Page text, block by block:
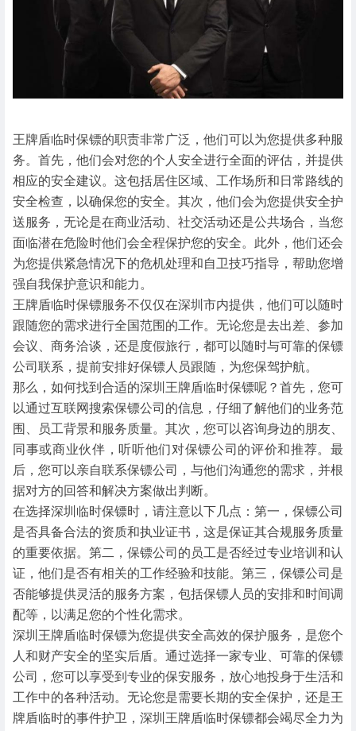
王牌盾临时保镖的职责非常广泛，他们可以为您提供多种服
务。首先，他们会对您的个人安全进行全面的评估，并提供
相应的安全建议。这包括居住区域、工作场所和日常路线的
安全检查，以确保您的安全。其次，他们会为您提供安全护
送服务，无论是在商业活动、社交活动还是公共场合，当您
面临潜在危险时他们会全程保护您的安全。此外，他们还会
为您提供紧急情况下的危机处理和自卫技巧指导，帮助您增
强自我保护意识和能力。
王牌盾临时保镖服务不仅仅在深圳市内提供，他们可以随时
跟随您的需求进行全国范围的工作。无论您是去出差、参加
会议、商务洽谈，还是度假旅行，都可以随时与可靠的保镖
公司联系，提前安排好保镖人员跟随，为您保驾护航。
那么，如何找到合适的深圳王牌盾临时保镖呢？首先，您可
以通过互联网搜索保镖公司的信息，仔细了解他们的业务范
围、员工背景和服务质量。其次，您可以咨询身边的朋友、
同事或商业伙伴，听听他们对保镖公司的评价和推荐。最
后，您可以亲自联系保镖公司，与他们沟通您的需求，并根
据对方的回答和解决方案做出判断。
在选择深圳临时保镖时，请注意以下几点：第一，保镖公司
是否具备合法的资质和执业证书，这是保证其合规服务质量
的重要依据。第二，保镖公司的员工是否经过专业培训和认
证，他们是否有相关的工作经验和技能。第三，保镖公司是
否能够提供灵活的服务方案，包括保镖人员的安排和时间调
配等，以满足您的个性化需求。
深圳王牌盾临时保镖为您提供安全高效的保护服务，是您个
人和财产安全的坚实后盾。通过选择一家专业、可靠的保镖
公司，您可以享受到专业的保安服务，放心地投身于生活和
工作中的各种活动。无论您是需要长期的安全保护，还是王
牌盾临时的事件护卫，深圳王牌盾临时保镖都会竭尽全力为